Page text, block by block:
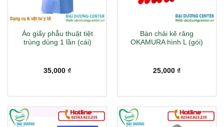
Áo giấy phẫu thuật tiệt
trùng dùng 1 lần (cái)
35,000 ₫
Bàn chải kẽ răng
OKAMURA hình L (gói)
25,000 ₫